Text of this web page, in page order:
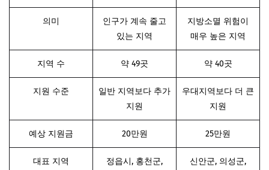
의미
인구가 계속 줄고
있는 지역
지방소멸 위험이
매우 높은 지역
지역 수 약 49곳 약 40곳
지원 수준
일반 지역보다 추가
지원
우대지역보다 더 큰
지원
예상 지원금 20만원 25만원
대표 지역
정읍시, 홍천군,
신안군, 의성군,